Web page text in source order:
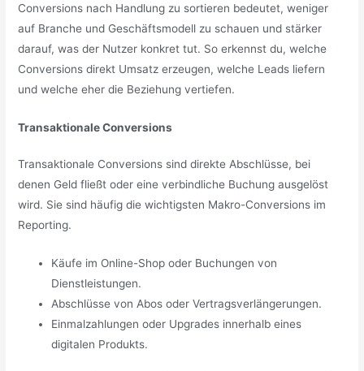
Conversions nach Handlung zu sortieren bedeutet, weniger
auf Branche und Geschäftsmodell zu schauen und stärker
darauf, was der Nutzer konkret tut. So erkennst du, welche
Conversions direkt Umsatz erzeugen, welche Leads liefern
und welche eher die Beziehung vertiefen.
Transaktionale Conversions
Transaktionale Conversions sind direkte Abschlüsse, bei
denen Geld fließt oder eine verbindliche Buchung ausgelöst
wird. Sie sind häufig die wichtigsten Makro-Conversions im
Reporting.
Käufe im Online-Shop oder Buchungen von
Dienstleistungen.
Abschlüsse von Abos oder Vertragsverlängerungen.
Einmalzahlungen oder Upgrades innerhalb eines
digitalen Produkts.